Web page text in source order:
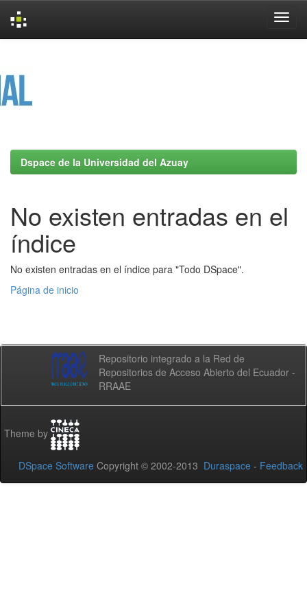
Dspace de la Universidad del Azuay
No existen entradas en el
índice
No existen entradas en el índice para "Todo DSpace".
Página de inicio
Repositorio integrado a la Red de
Repositorios de Acceso Abierto del Ecuador -
RRAAE
Theme by
DSpace Software Copyright © 2002-2013 Duraspace - Feedback